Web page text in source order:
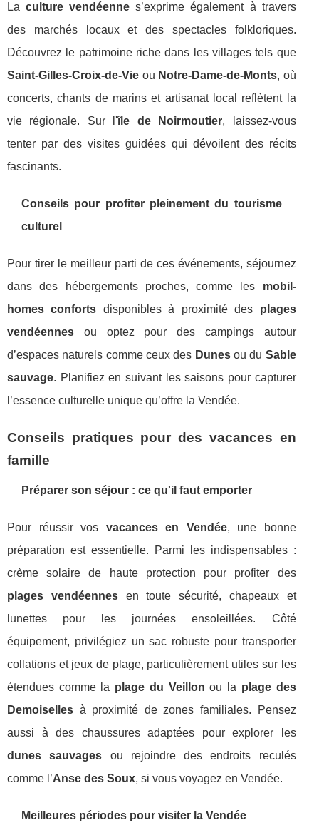
Laculture vendéenne s’exprime également à travers
des marchés locaux et des spectacles folkloriques.
Découvrez le patrimoine riche dans les villages tels que
Saint-Gilles-Croix-de-Vie ou Notre-Dame-de-Monts, où
concerts, chants de marins et artisanat local reflètent la
vie régionale. Sur l'île de Noirmoutier, laissez-vous
tenter par des visites guidées qui dévoilent des récits
fascinants.
Conseils pour profiter pleinement du tourisme
culturel
Pour tirer le meilleur parti de ces événements, séjournez
dans des hébergements proches, comme les mobil-
homes conforts disponibles à proximité des plages
vendéennes ou optez pour des campings autour
d’espaces naturels comme ceux des Dunesou du Sable
sauvage. Planifiez en suivant les saisons pour capturer
l’essence culturelle unique qu’offre la Vendée.
Conseils pratiques pour des vacances en
famille
Préparer son séjour : ce qu'il faut emporter
Pour réussir vos vacances en Vendée, une bonne
préparation est essentielle. Parmi les indispensables :
crème solaire de haute protection pour profiter des
plages vendéennesen toute sécurité, chapeaux et
lunettes pour les journées ensoleillées. Côté
équipement, privilégiez un sac robuste pour transporter
collations et jeux de plage, particulièrement utiles sur les
étendues comme la plage du Veillon ou la plage des
Demoiselles à proximité de zones familiales. Pensez
aussi à des chaussures adaptées pour explorer les
dunes sauvages ou rejoindre des endroits reculés
comme l’Anse des Soux, si vous voyagez en Vendée.
Meilleures périodes pour visiter la Vendée